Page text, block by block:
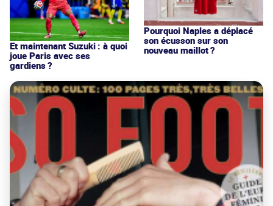
Et maintenant Suzuki : à quoi
joue Paris avec ses
gardiens ?
Pourquoi Naples a déplacé
son écusson sur son
nouveau maillot ?